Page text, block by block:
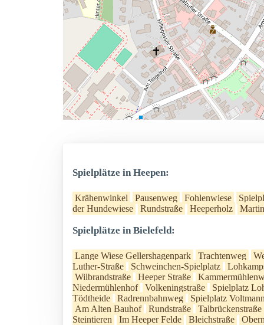
Spielplätze in Heepen:
Krähenwinkel Pausenweg Fohlenwiese
der Hundewiese
Rundstraße Heeperholz
Spielplätze in Bielefeld:
Lange Wiese Gellershagenpark Trachtenweg
Luther-Straße
Schweinchen-Spielplatz
Wilbrandstraße
Heeper Straße
Niedermühlenhof
Volkeningstraße
Spielplatz
Tödtheide
Radrennbahnweg
Spielplatz
Am Alten Bauhof
Rundstraße
Talbrückenstraße
Steintieren
Im Heeper Felde Bleichstraße